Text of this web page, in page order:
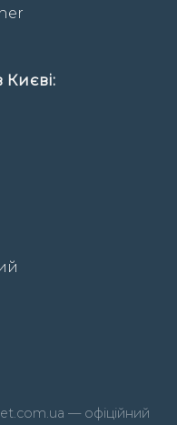
— офіційний